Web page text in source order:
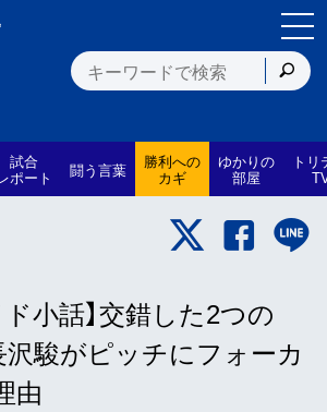
試合
ポート 闘う言葉 勝利への
カギ
ゆかりの
部屋
トリ
小話】交錯した2つの
沢駿がピッチにフォーカ
由